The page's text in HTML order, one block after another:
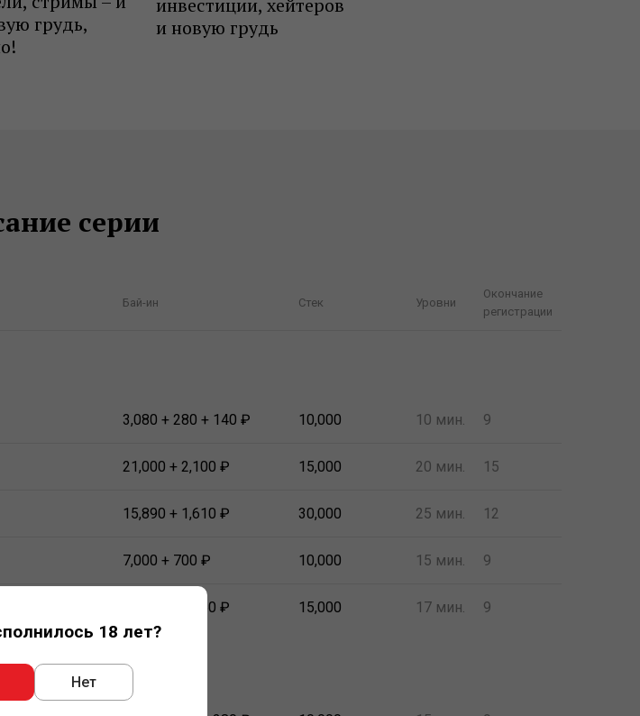
18 лет?
Нет
грудь,
инвестиции, хейтеров
и новую грудь
серии
Бай-ин Стек Уровни
Окончание
регистрации
3,080 + 280 + 140 ₽ 10,000 10 мин. 9
21,000 + 2,100 ₽ 15,000 20 мин. 15
15,890 + 1,610 ₽ 30,000 25 мин. 12
7,000 + 700 ₽ 10,000 15 мин. 9
31,850 + 3,150 ₽ 15,000 17 мин. 9